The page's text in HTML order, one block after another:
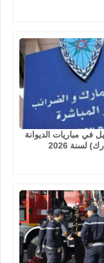
في مباريات الديوانة
لسنة 2026